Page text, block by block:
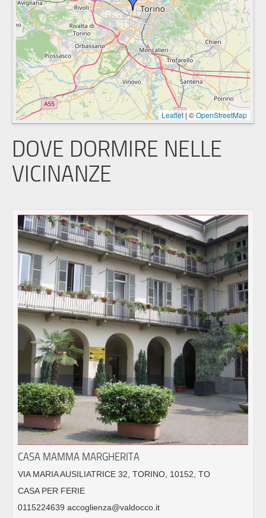
Leaflet | ©OpenStreetMap
DOVE DORMIRE NELLE
VICINANZE
CASA MAMMA MARGHERITA
VIA MARIA AUSILIATRICE 32, TORINO, 10152, TO
CASA PER FERIE
0115224639 accoglienza@valdocco.it